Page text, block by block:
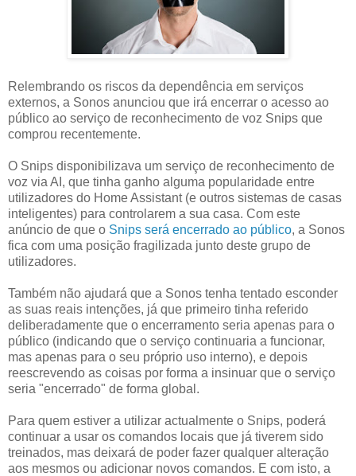
Relembrando os riscos da dependência em serviços
externos, a Sonos anunciou que irá encerrar o acesso ao
público ao serviço de reconhecimento de voz Snips que
comprou recentemente.
O Snips disponibilizava um serviço de reconhecimento de
voz via AI, que tinha ganho alguma popularidade entre
utilizadores do Home Assistant (e outros sistemas de casas
inteligentes) para controlarem a sua casa. Com este
anúncio de que o Snips será encerrado ao público, a Sonos
fica com uma posição fragilizada junto deste grupo de
utilizadores.
Também não ajudará que a Sonos tenha tentado esconder
as suas reais intenções, já que primeiro tinha referido
deliberadamente que o encerramento seria apenas para o
público (indicando que o serviço continuaria a funcionar,
mas apenas para o seu próprio uso interno), e depois
reescrevendo as coisas por forma a insinuar que o serviço
seria "encerrado" de forma global.
Para quem estiver a utilizar actualmente o Snips, poderá
continuar a usar os comandos locais que já tiverem sido
treinados, mas deixará de poder fazer qualquer alteração
aos mesmos ou adicionar novos comandos. E com isto, a